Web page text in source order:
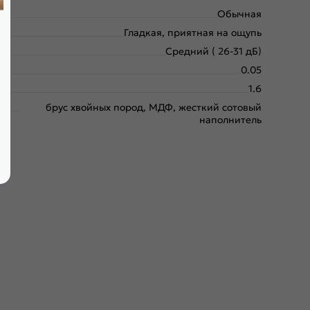
Обычная
Гладкая, приятная на ощупь
Средний ( 26-31 дБ)
0.05
1.6
брус хвойных пород, МДФ, жесткий сотовый
наполнитель